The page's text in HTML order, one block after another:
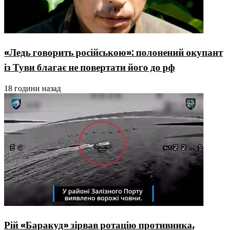
«Ледь говорить російською»: полонений окупант
із Туви благає не повертати його до рф
18 години назад
Рій «Баракуд» зірвав ротацію противника,